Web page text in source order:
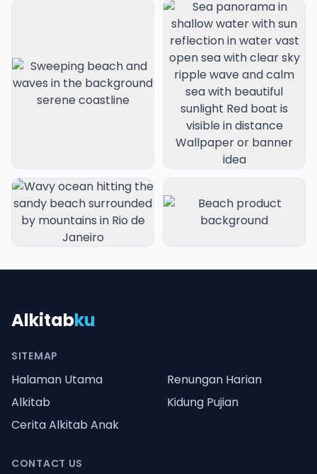
Alkitabku
SITEMAP
Halaman Utama
Renungan Harian
Alkitab
Kidung Pujian
Cerita Alkitab Anak
CONTACT US